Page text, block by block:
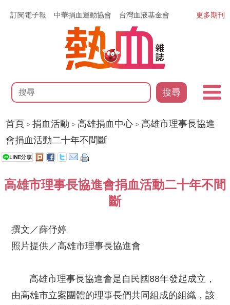
訂閱電子報 中華捐血運動協會 台灣血液基金會
搜尋
更多期刊
首頁 >捐血活動 > 高雄捐血中心 > 高雄市理事長協進
會捐血活動二十年不間斷
高雄市理事長協進會捐血活動二十年不間
斷
撰文／薛伃婷
照片提供／高雄市理事長協進會
高雄市理事長協進會是自民國88年發起成立，
由高雄市立案團體的理事長們共同組成的組織，該